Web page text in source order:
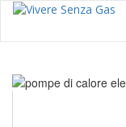
i